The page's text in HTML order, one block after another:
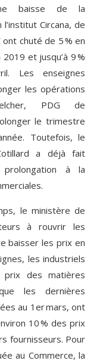
baisse de la
Circana, de
chuté de 5 % en
et jusqu’à 9 %
Les enseignes
les opérations
PDG de
le trimestre
Toutefois, le
a déjà fait
prolongation à la
le ministère de
à rouvrir les
baisser les prix en
les industriels
des matières
les dernières
au 1er mars, ont
10 % des prix
fournisseurs. Pour
au Commerce, la